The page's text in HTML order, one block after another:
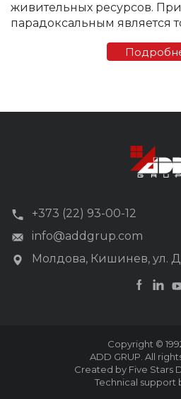
живительных ресурсов.
парадоксальным является
перерасхода воды,
+373 (22) 93-00-12
info@addgrup.com
Молдова, Кишинев, ул.
Copyright ©
ADD GRUP. All
Created by Five Stars
Technical support